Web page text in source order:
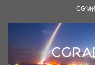
CG制